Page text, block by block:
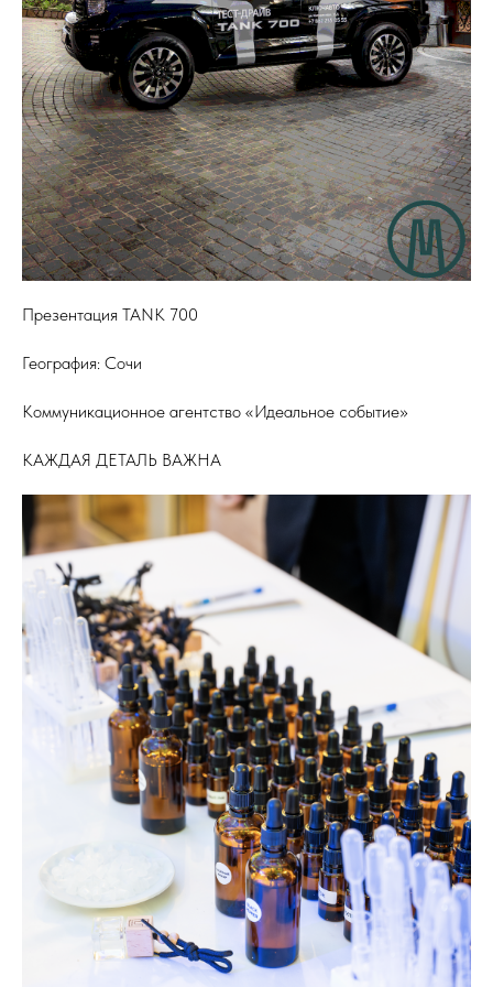
Презентация TANK 700
География: Сочи
Коммуникационное агентство «Идеальное событие»
КАЖДАЯ ДЕТАЛЬ ВАЖНА